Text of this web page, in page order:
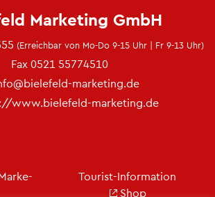
Mar­ke­ting GmbH
(Er­reich­bar von Mo-Do 9-15 Uhr | Fr 9-13 Uhr)
Fax 0521 55774510
​marketing.​de
​www.​bielefeld-​marketing.​de
Tou­rist-In­for­ma­ti­on
Shop